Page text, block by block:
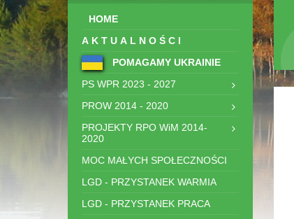
HOME
AKTUALNOŚCI
POMAGAMY UKRAINIE
PS WPR 2023 - 2027
PROW 2014 - 2020
PROJEKTY RPO WiM 2014-
2020
MOC MAŁYCH SPOŁECZNOŚCI
LGD - PRZYSTANEK WARMIA
LGD - PRZYSTANEK PRACA